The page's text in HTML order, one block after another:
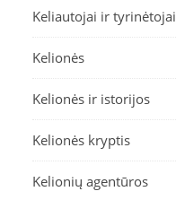
Keliautojai ir tyrinėtojai
Kelionės
Kelionės ir istorijos
Kelionės kryptis
Kelionių agentūros